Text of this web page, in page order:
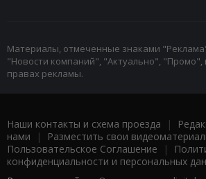
Материалы, отмеченные знаками
"Новости компаний", "Актуально", "Промо",
правах рекламы.
Наши контакты и схема проезда |
нами | Разместить свои
Пользовательское Соглашение |
конфиденциальности и персональных